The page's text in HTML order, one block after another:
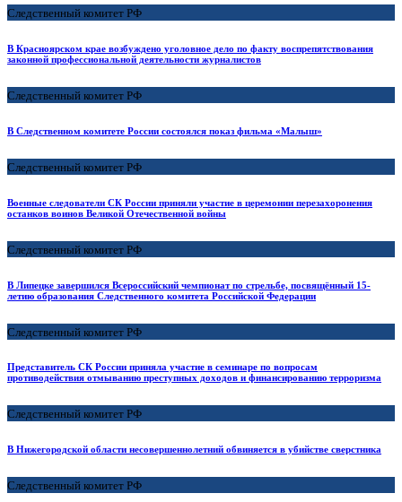
Следственный комитет РФ
В Красноярском крае возбуждено уголовное дело по факту воспрепятствования
законной профессиональной деятельности журналистов
Следственный комитет РФ
В Следственном комитете России состоялся показ фильма «Малыш»
Следственный комитет РФ
Военные следователи СК России приняли участие в церемонии перезахоронения
останков воинов Великой Отечественной войны
Следственный комитет РФ
В Липецке завершился Всероссийский чемпионат по стрельбе, посвящённый 15-
летию образования Следственного комитета Российской Федерации
Следственный комитет РФ
Представитель СК России приняла участие в семинаре по вопросам
противодействия отмыванию преступных доходов и финансированию терроризма
Следственный комитет РФ
В Нижегородской области несовершеннолетний обвиняется в убийстве сверстника
Следственный комитет РФ